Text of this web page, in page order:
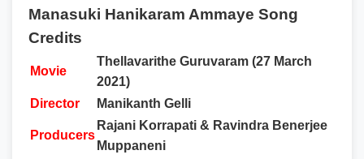
Manasuki Hanikaram Ammaye Song
Credits
Movie
Thellavarithe Guruvaram (27 March
2021)
Director
Manikanth Gelli
Producers
Rajani Korrapati & Ravindra Benerjee
Muppaneni